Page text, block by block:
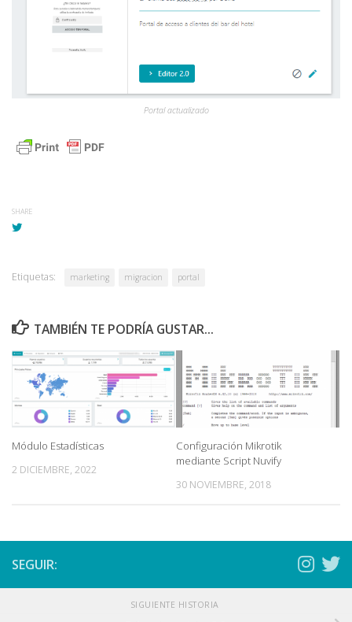
Portal actualizado
SHARE
Etiquetas: marketing migracion portal
TAMBIÉN TE PODRÍA GUSTAR...
Módulo Estadísticas
2 DICIEMBRE, 2022
Configuración Mikrotik
mediante Script Nuvify
30 NOVIEMBRE, 2018
SEGUIR:
SIGUIENTE HISTORIA